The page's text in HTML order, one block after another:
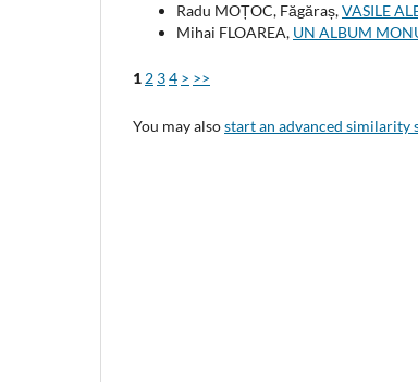
Radu MOȚOC, Făgăraș,VASILE
Mihai FLOAREA, UN ALBUM
1 2 34 > >>
You may alsostart an advanced similarity